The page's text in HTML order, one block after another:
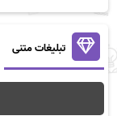
تبلیغات متنی